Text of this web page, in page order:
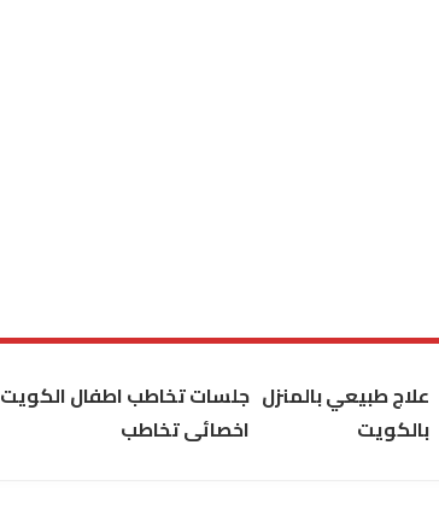
علاج طبيعي بالمنزل
بالكويت
جلسات تخاطب اطفال الكويت
اخصائى تخاطب